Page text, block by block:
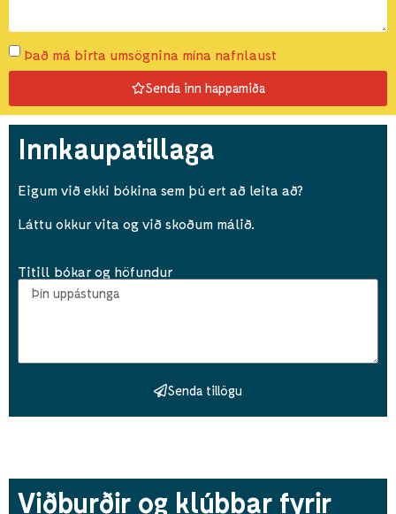
Það má birta umsögnina mína nafnlaust
Senda inn happamiða
Innkaupatillaga
Eigum við ekki bókina sem þú ert að leita að?
Láttu okkur vita og við skoðum málið.
Titill bókar og höfundur
Senda tillögu
Viðburðir og klúbbar fyrir